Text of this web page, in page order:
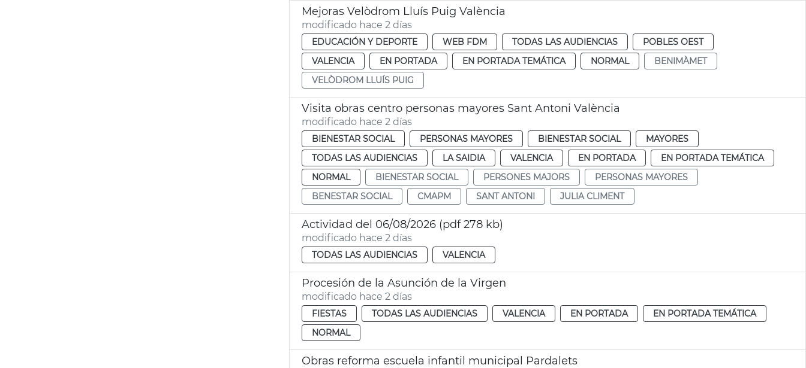
Mejoras Velòdrom Lluís Puig València
modificado hace 2 días
EDUCACIÓN Y DEPORTE WEB FDM TODAS LAS AUDIENCIAS
POBLES OEST
VALENCIA
EN PORTADA EN PORTADA TEMÁTICA NORMAL
BENIMÀMET
VELÒDROM LLUÍS PUIG
Visita obras centro personas mayores Sant Antoni València
modificado hace 2 días
BIENESTAR SOCIAL PERSONAS MAYORES BIENESTAR SOCIAL
MAYORES
TODAS LAS AUDIENCIAS
LA SAIDIA VALENCIA EN PORTADA
EN PORTADA TEMÁTICA
NORMAL
BIENESTAR SOCIAL PERSONES MAJORS
PERSONAS MAYORES
BENESTAR SOCIAL
CMAPM SANT ANTONI JULIA CLIMENT
Actividad del 06/08/2026 (pdf 278 kb)
modificado hace 2 días
TODAS LAS AUDIENCIAS VALENCIA
Procesión de la Asunción de la Virgen
modificado hace 2 días
FIESTAS TODAS LAS AUDIENCIAS VALENCIA EN PORTADA
EN PORTADA TEMÁTICA
NORMAL
Obras reforma escuela infantil municipal Pardalets